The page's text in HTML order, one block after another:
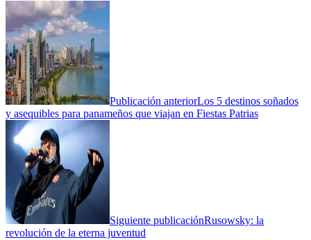
Publicación anteriorLos 5 destinos soñados
y asequibles para panameños que viajan en Fiestas Patrias
Siguiente publicaciónRusowsky: la
revolución de la eterna juventud